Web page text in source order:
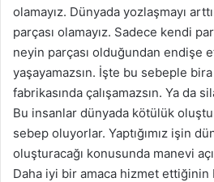
olamayız. Dünyada yozlaşmayı
parçası olamayız. Sadece kendi
neyin parçası olduğundan endişe
yaşayamazsın. İşte bu sebeple bira
fabrikasında çalışamazsın. Ya da
Bu insanlar dünyada kötülük
sebep oluyorlar. Yaptığımız işin
oluşturacağı konusunda manevi
Daha iyi bir amaca hizmet ettiğinin